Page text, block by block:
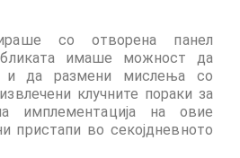
со отворена панел
имаше можност да
и да размени мислења со
клучните пораки за
имплементација на овие
пристапи во секојдневното